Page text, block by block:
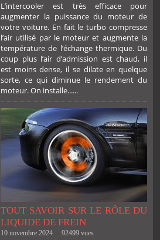
L’intercooler est très efficace pour
augmenter la puissance du moteur de
votre voiture. En fait le turbo compresse
l’air utilisé par le moteur et augmente la
température de l’échange thermique. Du
coup plus l’air d’admission est chaud, il
est moins dense, il se dilate en quelque
sorte, ce qui diminue le rendement du
moteur. On installe......
TOUT SAVOIR SUR LE RÔLE DU
LIQUIDE DE FREIN
10 novembre 2024 92499 vues